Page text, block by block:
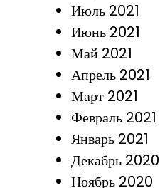
Июль 2021
Июнь 2021
Май 2021
Апрель 2021
Март 2021
Февраль 2021
Январь 2021
Декабрь 2020
Ноябрь 2020